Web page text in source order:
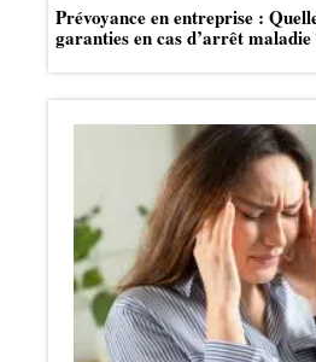
Prévoyance en entreprise :
garanties en cas d’arrêt maladie